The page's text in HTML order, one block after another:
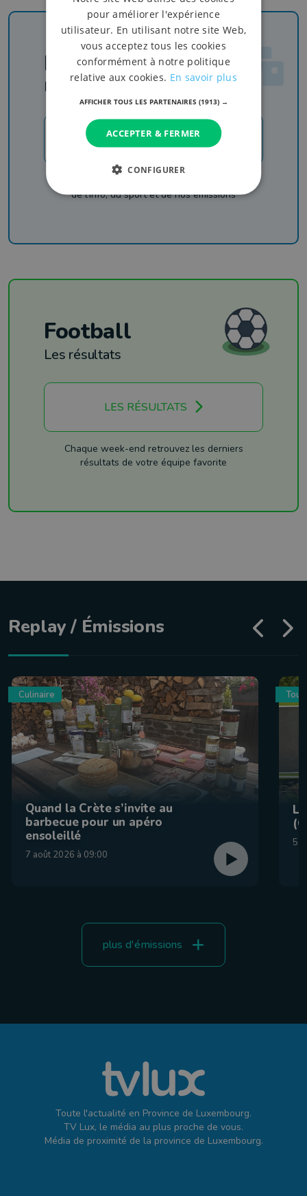
Newsletter
Rejoignez-nous
JE M'INSCRIS
de l'info, du sport et de nos émissions
Football
Les résultats
LES RÉSULTATS
Chaque week-end retrouvez les derniers
résultats de votre équipe favorite
Replay / Émissions
Culinaire
Quand la Crète s’invite au
barbecue pour un apéro
ensoleillé
7 août 2026 à 09:00
5
plus d'émissions
Toute l'actualité en Province de Luxembourg.
TV Lux, le média au plus proche de vous.
Média de proximité de la province de Luxembourg.
pour améliorer l'expérience
utilisateur. En utilisant notre site Web,
vous acceptez tous les cookies
conformément à notre politique
relative aux cookies. En savoir plus
AFFICHER TOUS LES PARTENAIRES (1913) →
ACCEPTER & FERMER
CONFIGURER